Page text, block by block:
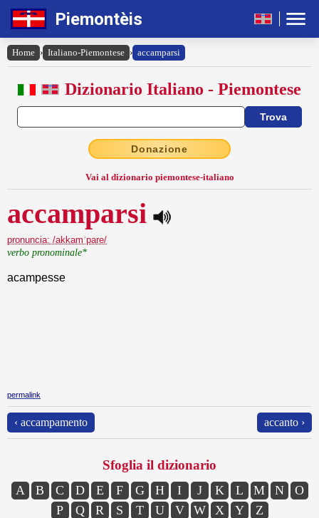
Piemontèis
Home › Italiano-Piemontese › accamparsi
Dizionario Italiano - Piemontese
Donazione
Vai al dizionario piemontese-italiano
accamparsi
pronuncia: /akkamˈpare/
verbo pronominale*
acampesse
permalink
‹ accampamento accanto ›
Sfoglia il dizionario
A B C D E F G H I J K L M N
O
P
Q R S T U V W X Y Z